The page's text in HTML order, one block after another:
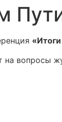
на вопросы